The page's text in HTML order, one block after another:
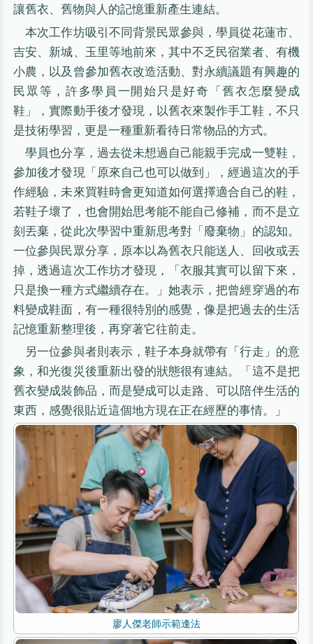
讓舊衣、舊物與人的記憶重新產生連結。
本次工作坊吸引不同背景民眾參與，學員從花蓮市、
吉安、新城、玉里等地前來，其中不乏民宿業者、有機
小農，以及曾參加舊衣改造活動、對永續議題有興趣的
民眾等，許多學員一開始只是好奇「舊衣怎麼變成
鞋」，實際動手後才發現，以舊衣來製作手工鞋，不只
是技術學習，更是一種重新看待日常物品的方式。
學員也分享，過去從未想過自己能親手完成一雙鞋，
參加後才發現「原來自己也可以做到」，經過這次的手
作經驗，未來買鞋時會更知道如何選擇適合自己的鞋，
若鞋子壞了，也會開始思考能不能自己修補，而不是立
刻丟棄，從此次學習中重新思考對「廢棄物」的認知。
一位參與民眾分享，原本以為舊衣只能送人、回收或丟
掉，透過這次工作坊才發現，「衣服其實可以留下來，
只是換一種方式繼續存在。」她表示，把曾經穿過的布
料變成鞋面，有一種很特別的感覺，像是把過去的生活
記憶重新整理後，再穿著它往前走。
另一位參與者則表示，鞋子本身就帶有「行走」的意
象，和光復災後重新出發的狀態很有連結。「這不是把
舊衣變成裝飾品，而是變成可以走路、可以陪伴生活的
東西，感覺很貼近這個地方現在正在經歷的事情。」
廖人傑老師示範逢法